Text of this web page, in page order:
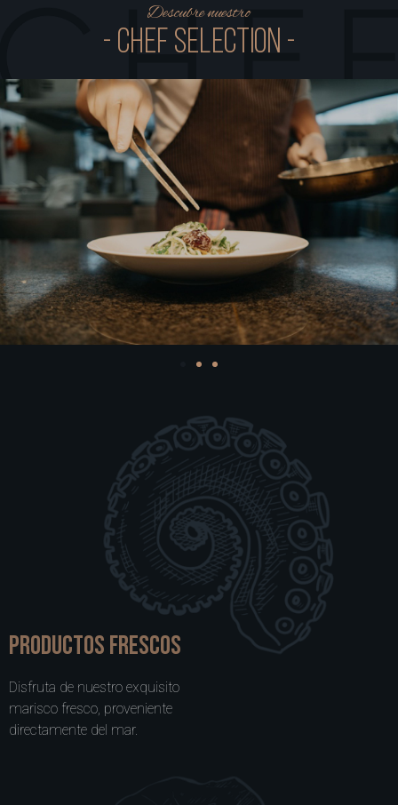
Descubre nuestro
- chef selection -
Productos frescos
Disfruta de nuestro exquisito
marisco fresco, proveniente
directamente del mar.